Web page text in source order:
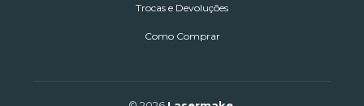
Trocas e Devoluções
Como Comprar